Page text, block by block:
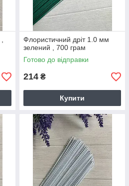
Флористичний дріт 1.0 мм
зелений , 700 грам
Готово до відправки
214 ₴
Купити